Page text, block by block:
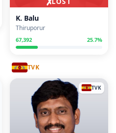
K. Balu
Thiruporur
67,392 25.7%
TVK
TVK